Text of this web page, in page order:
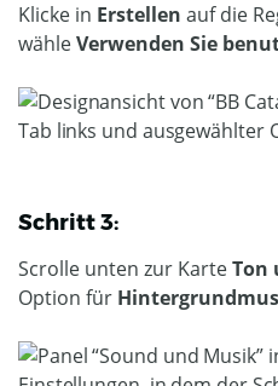
Klicke in Erstellen auf die
wähleVerwenden Sie
Schritt 3:
Scrolle unten zur KarteTon
Option für